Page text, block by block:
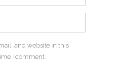
and website in this
I comment.